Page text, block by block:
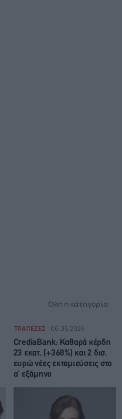
Όλη η κατηγορία
ΤΡΑΠΕΖΕΣ 06.08.2026
CrediaBank: Καθαρά κέρδη
23 εκατ. (+368%) και 2 δισ.
ευρώ νέες εκταμιεύσεις στο
α’ εξάμηνο